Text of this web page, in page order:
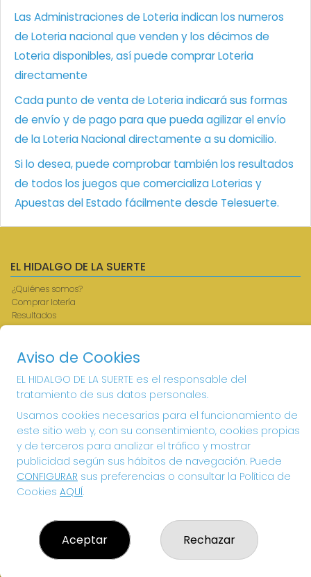
Las Administraciones de Loteria indican los numeros
de Loteria nacional que venden y los décimos de
Loteria disponibles, así puede comprar Loteria
directamente
Cada punto de venta de Loteria indicará sus formas
de envío y de pago para que pueda agilizar el envío
de la Loteria Nacional directamente a su domicilio.
Si lo desea, puede comprobar también los resultados
de todos los juegos que comercializa Loterias y
Apuestas del Estado fácilmente desde Telesuerte.
EL HIDALGO DE LA SUERTE
¿Quiénes somos?
Comprar lotería
Resultados
Contacto
Registro
CONTACTO
ADMINISTRACION DE LOTERIAS: 1-VILLANUEVA DE LOS
INFANTES - RECEPTOR OFICIAL: 26615
926360785
Clica aquí para contactar por WhatsApp
605897938
info@elhidalgodelasuerte.com
PLAZA MAYOR, 4 VILLANUEVA DE LOS INFANTES
(Ciudad Real) España
Aviso de Cookies
EL HIDALGO DE LA SUERTE es el responsable del
tratamiento de sus datos personales.
Usamos cookies necesarias para el funcionamiento de
este sitio web y, con su consentimiento, cookies propias
y de terceros para analizar el tráfico y mostrar
publicidad según sus hábitos de navegación. Puede
CONFIGURAR sus preferencias o consultar la Política de
Cookies AQUÍ.
Aceptar Rechazar